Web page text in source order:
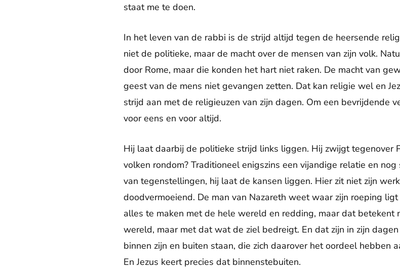
staat me te doen.
In het leven van de rabbi is de strijd altijd tegen de heersende
niet de politieke, maar de macht over de mensen van zijn volk.
door Rome, maar die konden het hart niet raken. De macht van
geest van de mens niet gevangen zetten. Dat kan religie wel en
strijd aan met de religieuzen van zijn dagen. Om een bevrijdende
voor eens en voor altijd.
Hij laat daarbij de politieke strijd links liggen. Hij zwijgt tegenover
volken rondom? Traditioneel enigszins een vijandige relatie en
van tegenstellingen, hij laat de kansen liggen. Hier zit niet zijn
doodvermoeiend. De man van Nazareth weet waar zijn roeping
alles te maken met de hele wereld en redding, maar dat betekent
wereld, maar met dat wat de ziel bedreigt. En dat zijn in zijn
binnen zijn en buiten staan, die zich daarover het oordeel hebben
En Jezus keert precies dat binnenstebuiten.